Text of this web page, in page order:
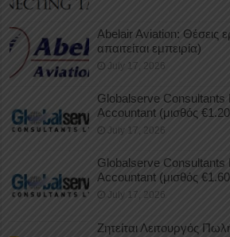
Abelair Aviation: Θέσεις
απαιτείται εμπειρία)
July 17, 2026
Globalserve Consultants
Accountant (μισθός
July 17, 2026
Globalserve Consultants
Accountant (μισθός
July 17, 2026
Ζητείται Λειτουργός